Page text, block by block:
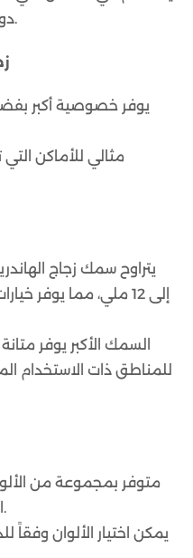
دون حجب الضوء الطبيعي.
يوفر خصوصية أكبر
مثالي للأماكن
إلى 12 ملي، مما يوفر
السمك الأكبر يوفر
للمناطق ذات الاستخدام
متوفر بمجموعة من
الداخلي والخارجي للمكان.
يمكن اختيار الألوان وفقاً